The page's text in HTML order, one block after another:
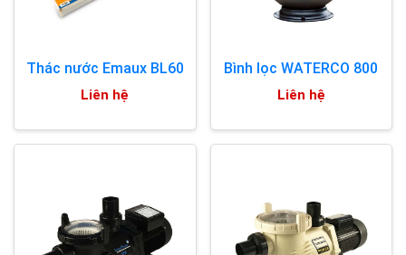
Thác nước Emaux BL60
Liên hệ
Bình lọc WATERCO 800
Liên hệ